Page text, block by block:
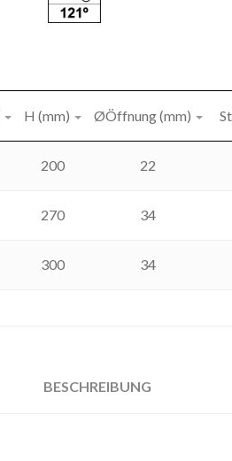
H (mm) ØÖffnung (mm)
200 22
270 34
300 34
BESCHREIBUNG